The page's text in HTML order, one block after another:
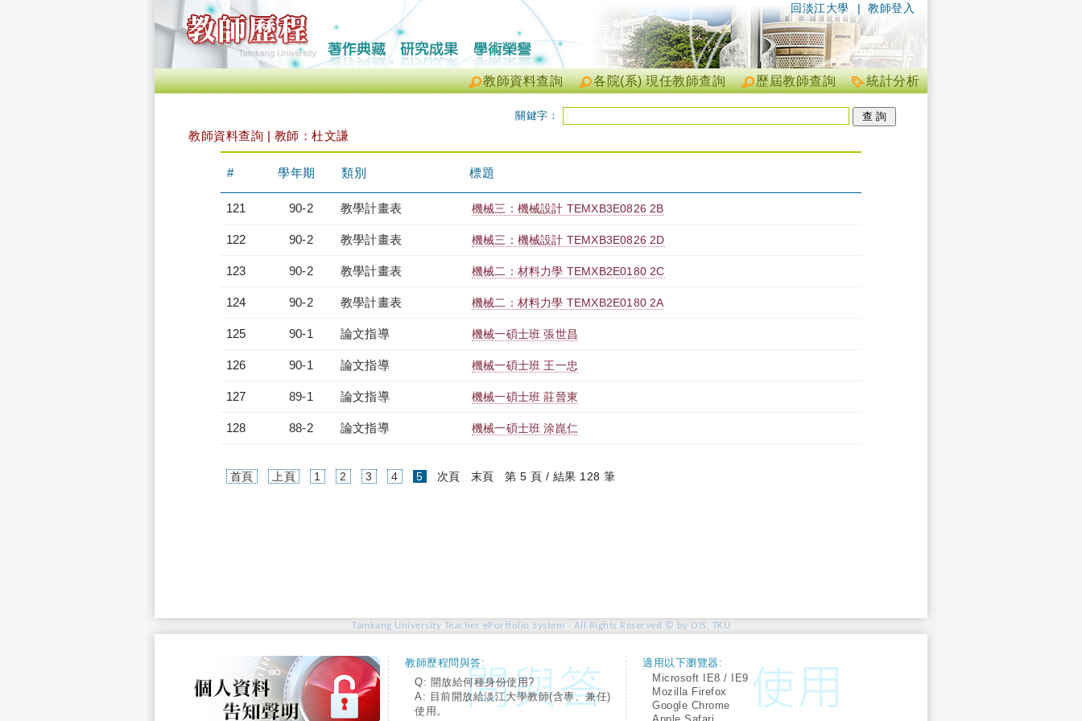
| 教師登入
回淡江大學
統計分析
歷屆教師查詢
各院(系) 現任教師查詢
教師資料查詢
關鍵字：
教師資料查詢 | 教師：杜文謙
# 學年期 類別 標題
121 90-2 教學計畫表 機械三：機械設計 TEMXB3E0826 2B
122 90-2 教學計畫表 機械三：機械設計 TEMXB3E0826 2D
123 90-2 教學計畫表 機械二：材料力學 TEMXB2E0180 2C
124 90-2 教學計畫表 機械二：材料力學 TEMXB2E0180 2A
125 90-1 論文指導 機械一碩士班 張世昌
126 90-1 論文指導 機械一碩士班 王一忠
127 89-1 論文指導 機械一碩士班 莊晉東
128 88-2 論文指導 機械一碩士班 涂崑仁
首頁 上頁 1 2 3 4 5(current)
次頁 末頁 第 5 頁 / 結果 128 筆
Tamkang University Teacher ePortfolio System - All Rights Reserved © by OIS, TKU
教師歷程問與答:
Q: 開放給何種身份使用?
A: 目前開放給淡江大學教師(含專、兼任)
使用。
適用以下瀏覽器:
Microsoft IE8 / IE9
Mozilla Firefox
Google Chrome